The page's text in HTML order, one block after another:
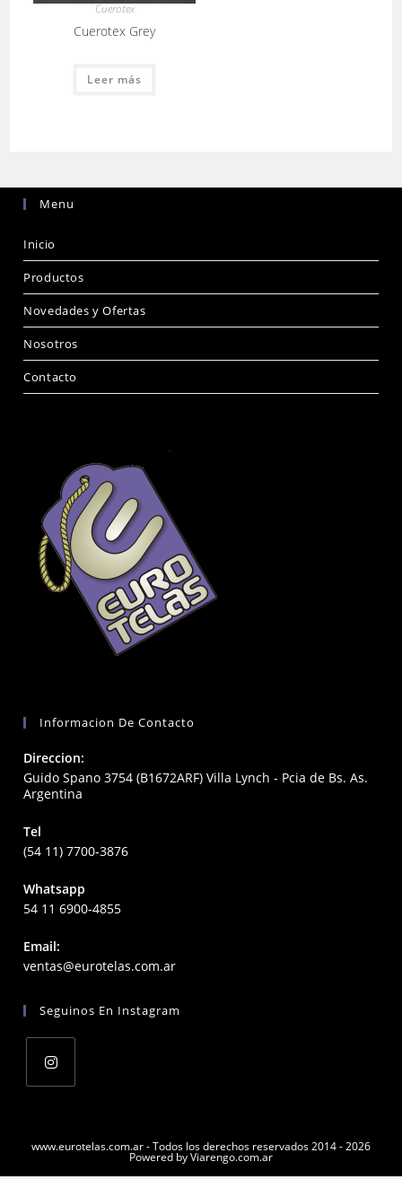
Cuerotex
Cuerotex Grey
Leer más
Menu
Inicio
Productos
Novedades y Ofertas
Nosotros
Contacto
Informacion De Contacto
Direccion:
Guido Spano 3754 (B1672ARF) Villa Lynch - Pcia de Bs. As.
Argentina
Tel
(54 11) 7700-3876
Whatsapp
54 11 6900-4855
Email:
ventas@eurotelas.com.arOpens
application
Seguinos En Instagram
awww.eurotelas.com.ar - Todos los derechos reservados 2014 - 2026
Powered by Viarengo.com.ar